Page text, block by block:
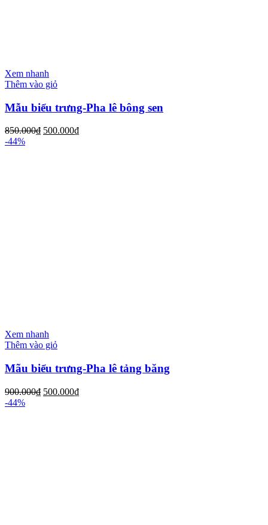
Xem nhanh
Thêm vào giỏ
Mẫu biểu trưng-Pha lê bông sen
850.000₫ 500.000₫
-44%
Xem nhanh
Thêm vào giỏ
Mãu biểu trưng-Pha lê tảng băng
900.000₫ 500.000₫
-44%